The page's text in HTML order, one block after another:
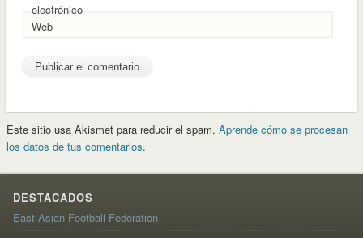
electrónico
Web
Este sitio usa Akismet para reducir el spam. Aprende cómo se procesan
los datos de tus comentarios.
DESTACADOS
East Asian Football Federation